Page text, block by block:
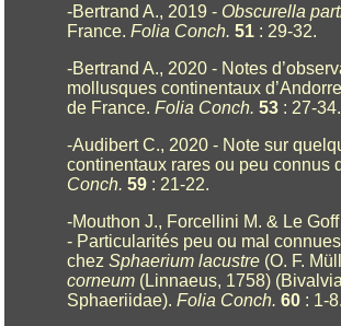
-Bertrand A., 2019 - Obscurella
France.Folia Conch. 51 : 29-32.
-Bertrand A., 2020 - Notes
mollusques continentaux
de France.Folia Conch. 53 : 27-34.
-Audibert C., 2020 - Note sur
continentaux rares ou peu connus
Conch. 59 : 21-22.
-Mouthon J., Forcellini M. & Le
- Particularités peu ou mal
chezSphaerium lacustre (O. F.
corneum (Linnaeus, 1758)
Sphaeriidae).Folia Conch. 60 : 1-8.